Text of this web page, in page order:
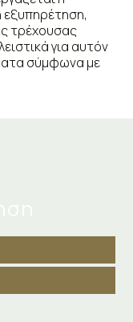
εξυπηρέτηση,
τρέχουσας
για αυτόν
σύμφωνα με